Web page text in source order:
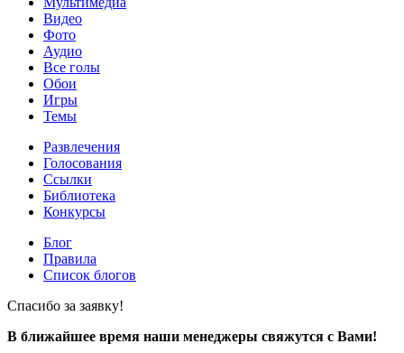
Видео
Фото
Аудио
Все голы
Обои
Игры
Темы
Развлечения
Голосования
Ссылки
Библиотека
Конкурсы
Блог
Правила
Список блогов
Спасибо за заявку!
В ближайшее время наши менеджеры свяжутся с Вами!